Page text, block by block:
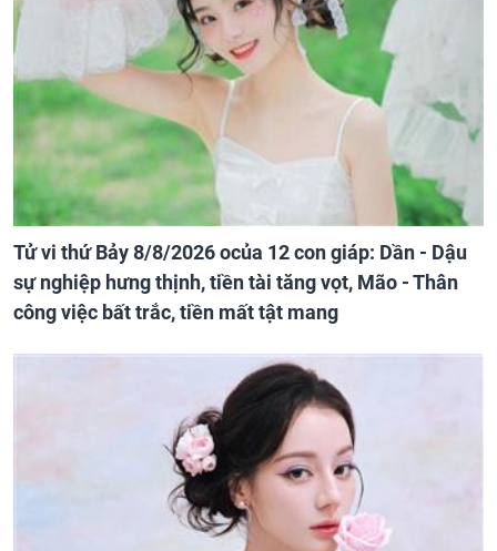
Tử vi thứ Bảy 8/8/2026 ocủa 12 con giáp: Dần - Dậu
sự nghiệp hưng thịnh, tiền tài tăng vọt, Mão - Thân
công việc bất trắc, tiền mất tật mang